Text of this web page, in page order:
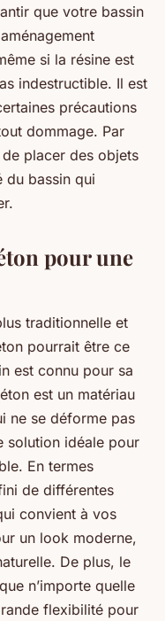
que votre bassin
si la résine est
indestructible. Il est
précautions
dommage. Par
placer des objets
du bassin qui
pour une
traditionnelle et
pourrait être ce
est connu pour sa
est un matériau
ne se déforme pas
solution idéale pour
En termes
de différentes
convient à vos
un look moderne,
De plus, le
n’importe quelle
flexibilité pour